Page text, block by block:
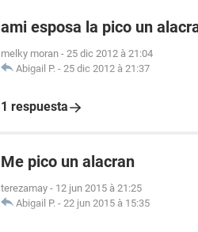
ami esposa la pico un
melky moran - 25 dic 2012 à 21:04
Abigail P. - 25 dic 2012 à 21:37
1 respuesta
Me pico un alacran
terezamay - 12 jun 2015 à 21:25
Abigail P. - 22 jun 2015 à 15:35